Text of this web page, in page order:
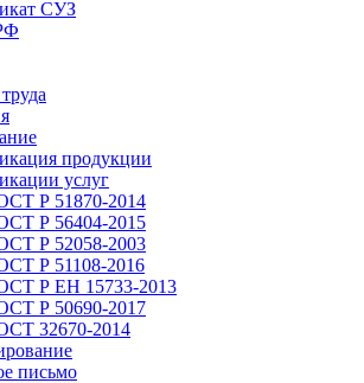
СУЗ
продукции
услуг
Р 51870-2014
Р 56404-2015
Р 52058-2003
Р 51108-2016
Р ЕН 15733-2013
Р 50690-2017
32670-2014
письмо